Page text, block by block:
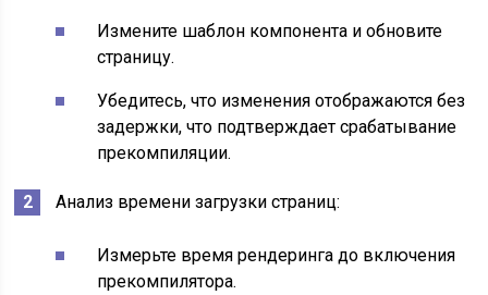
Измените шаблон компонента и обновите
страницу.
Убедитесь, что изменения отображаются без
задержки, что подтверждает срабатывание
прекомпиляции.
Анализ времени загрузки страниц:
Измерьте время рендеринга до включения
прекомпилятора.